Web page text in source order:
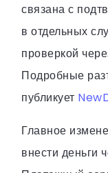
связана с
в отдельных
проверкой
Подробные
публикует
Главное
внести деньги